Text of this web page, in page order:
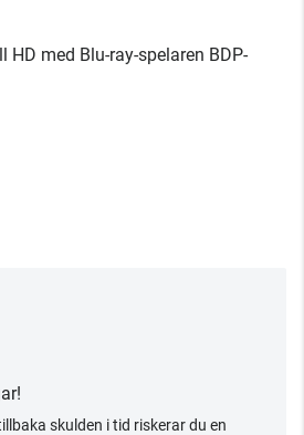
med Blu-ray-spelaren BDP-
skulden i tid riskerar du en